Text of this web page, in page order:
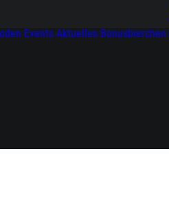
Events Aktuelles Bonusbierchen